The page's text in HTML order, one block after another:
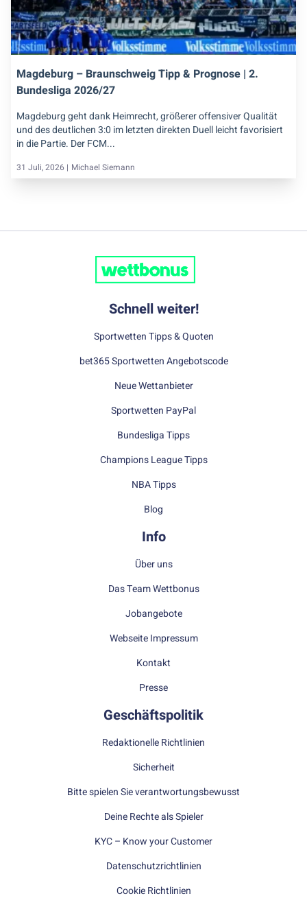
Magdeburg – Braunschweig Tipp & Prognose | 2.
Bundesliga 2026/27
Magdeburg geht dank Heimrecht, größerer offensiver Qualität
und des deutlichen 3:0 im letzten direkten Duell leicht favorisiert
in die Partie. Der FCM...
31 Juli, 2026 | Michael Siemann
Schnell weiter!
Sportwetten Tipps & Quoten
bet365 Sportwetten Angebotscode
Neue Wettanbieter
Sportwetten PayPal
Bundesliga Tipps
Champions League Tipps
NBA Tipps
Blog
Info
Über uns
Das Team Wettbonus
Jobangebote
Webseite Impressum
Kontakt
Presse
Geschäftspolitik
Redaktionelle Richtlinien
Sicherheit
Bitte spielen Sie verantwortungsbewusst
Deine Rechte als Spieler
KYC – Know your Customer
Datenschutzrichtlinien
Cookie Richtlinien